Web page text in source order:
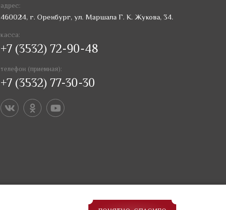
адрес:
460024, г. Оренбург, ул. Маршала Г. К. Жукова, 34.
касса:
+7 (3532) 72-90-48
телефон (приемная):
+7 (3532) 77-30-30